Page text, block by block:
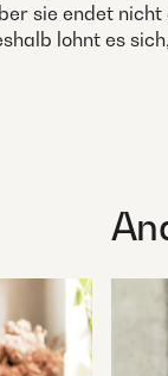
sie endet
lohnt es